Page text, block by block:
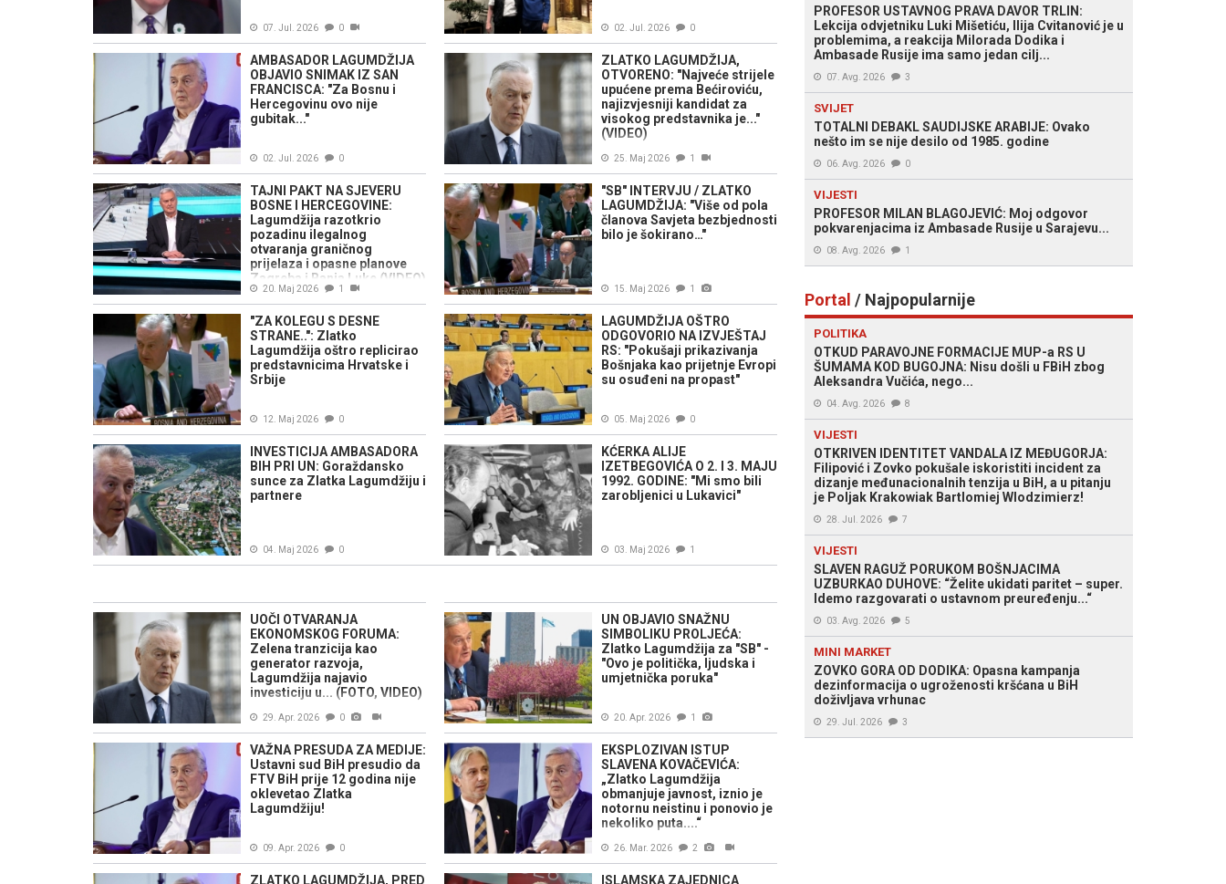
07. Jul. 2026 0 02. Jul. 2026 0
AMBASADOR LAGUMDŽIJA
OBJAVIO SNIMAK IZ SAN
FRANCISCA: "Za Bosnu i
Hercegovinu ovo nije
gubitak..."
02. Jul. 2026 0
ZLATKO LAGUMDŽIJA,
OTVORENO: "Najveće strijele
upućene prema Bećiroviću,
najizvjesniji kandidat za
visokog predstavnika je..."
(VIDEO)
25. Maj 2026 1
TAJNI PAKT NA SJEVERU
BOSNE I HERCEGOVINE:
Lagumdžija razotkrio
pozadinu ilegalnog
otvaranja graničnog
prijelaza i opasne planove
Zagreba i Banja Luke (VIDEO)
20. Maj 2026 1
"SB" INTERVJU / ZLATKO
LAGUMDŽIJA: "Više od pola
članova Savjeta bezbjednosti
bilo je šokirano…"
15. Maj 2026 1
"ZA KOLEGU S DESNE
STRANE..": Zlatko
Lagumdžija oštro replicirao
predstavnicima Hrvatske i
Srbije
12. Maj 2026 0
LAGUMDŽIJA OŠTRO
ODGOVORIO NA IZVJEŠTAJ
RS: "Pokušaji prikazivanja
Bošnjaka kao prijetnje Evropi
su osuđeni na propast"
05. Maj 2026 0
INVESTICIJA AMBASADORA
BIH PRI UN: Goraždansko
sunce za Zlatka Lagumdžiju i
partnere
04. Maj 2026 0
KĆERKA ALIJE
IZETBEGOVIĆA O 2. I 3. MAJU
1992. GODINE: "Mi smo bili
zarobljenici u Lukavici"
03. Maj 2026 1
UOČI OTVARANJA
EKONOMSKOG FORUMA:
Zelena tranzicija kao
generator razvoja,
Lagumdžija najavio
investiciju u... (FOTO, VIDEO)
29. Apr. 2026 0
UN OBJAVIO SNAŽNU
SIMBOLIKU PROLJEĆA:
Zlatko Lagumdžija za "SB" -
"Ovo je politička, ljudska i
umjetnička poruka"
20. Apr. 2026 1
VAŽNA PRESUDA ZA MEDIJE:
Ustavni sud BiH presudio da
FTV BiH prije 12 godina nije
oklevetao Zlatka
Lagumdžiju!
09. Apr. 2026 0
EKSPLOZIVAN ISTUP
SLAVENA KOVAČEVIĆA:
„Zlatko Lagumdžija
obmanjuje javnost, iznio je
notornu neistinu i ponovio je
nekoliko puta....“
26. Mar. 2026 2
ZLATKO LAGUMDŽIJA, PRED
ISLAMSKA ZAJEDNICA
PROFESOR USTAVNOG PRAVA DAVOR TRLIN:
Lekcija odvjetniku Luki Mišetiću, Ilija Cvitanović je u
problemima, a reakcija Milorada Dodika i
Ambasade Rusije ima samo jedan cilj...
07. Avg. 2026 3
SVIJET
TOTALNI DEBAKL SAUDIJSKE ARABIJE: Ovako
nešto im se nije desilo od 1985. godine
06. Avg. 2026 0
VIJESTI
PROFESOR MILAN BLAGOJEVIĆ: Moj odgovor
pokvarenjacima iz Ambasade Rusije u Sarajevu...
08. Avg. 2026 1
Portal / Najpopularnije
POLITIKA
OTKUD PARAVOJNE FORMACIJE MUP-a RS U
ŠUMAMA KOD BUGOJNA: Nisu došli u FBiH zbog
Aleksandra Vučića, nego...
04. Avg. 2026 8
VIJESTI
OTKRIVEN IDENTITET VANDALA IZ MEĐUGORJA:
Filipović i Zovko pokušale iskoristiti incident za
dizanje međunacionalnih tenzija u BiH, a u pitanju
je Poljak Krakowiak Bartlomiej Wlodzimierz!
28. Jul. 2026 7
VIJESTI
SLAVEN RAGUŽ PORUKOM BOŠNJACIMA
UZBURKAO DUHOVE: “Želite ukidati paritet – super.
Idemo razgovarati o ustavnom preuređenju...“
03. Avg. 2026 5
MINI MARKET
ZOVKO GORA OD DODIKA: Opasna kampanja
dezinformacija o ugroženosti kršćana u BiH
doživljava vrhunac
29. Jul. 2026 3